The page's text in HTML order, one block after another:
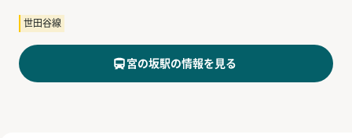
世田谷線
宮の坂駅の情報を見る